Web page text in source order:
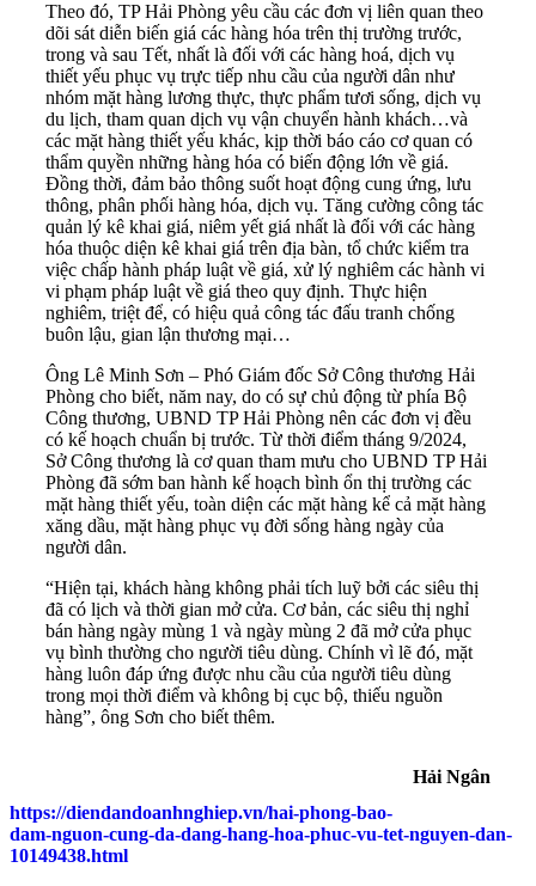
Theo đó, TP Hải Phòng yêu cầu các đơn vị liên quan theo
dõi sát diễn biến giá các hàng hóa trên thị trường trước,
trong và sau Tết, nhất là đối với các hàng hoá, dịch vụ
thiết yếu phục vụ trực tiếp nhu cầu của người dân như
nhóm mặt hàng lương thực, thực phẩm tươi sống, dịch vụ
du lịch, tham quan dịch vụ vận chuyển hành khách…và
các mặt hàng thiết yếu khác, kịp thời báo cáo cơ quan có
thẩm quyền những hàng hóa có biến động lớn về giá.
Đồng thời, đảm bảo thông suốt hoạt động cung ứng, lưu
thông, phân phối hàng hóa, dịch vụ. Tăng cường công tác
quản lý kê khai giá, niêm yết giá nhất là đối với các hàng
hóa thuộc diện kê khai giá trên địa bàn, tổ chức kiểm tra
việc chấp hành pháp luật về giá, xử lý nghiêm các hành vi
vi phạm pháp luật về giá theo quy định. Thực hiện
nghiêm, triệt để, có hiệu quả công tác đấu tranh chống
buôn lậu, gian lận thương mại…
Ông Lê Minh Sơn – Phó Giám đốc Sở Công thương Hải
Phòng cho biết, năm nay, do có sự chủ động từ phía Bộ
Công thương, UBND TP Hải Phòng nên các đơn vị đều
có kế hoạch chuẩn bị trước. Từ thời điểm tháng 9/2024,
Sở Công thương là cơ quan tham mưu cho UBND TP Hải
Phòng đã sớm ban hành kế hoạch bình ổn thị trường các
mặt hàng thiết yếu, toàn diện các mặt hàng kể cả mặt hàng
xăng dầu, mặt hàng phục vụ đời sống hàng ngày của
người dân.
“Hiện tại, khách hàng không phải tích luỹ bởi các siêu thị
đã có lịch và thời gian mở cửa. Cơ bản, các siêu thị nghỉ
bán hàng ngày mùng 1 và ngày mùng 2 đã mở cửa phục
vụ bình thường cho người tiêu dùng. Chính vì lẽ đó, mặt
hàng luôn đáp ứng được nhu cầu của người tiêu dùng
trong mọi thời điểm và không bị cục bộ, thiếu nguồn
hàng”, ông Sơn cho biết thêm.
Hải Ngân
https://diendandoanhnghiep.vn/hai-phong-bao-
dam-nguon-cung-da-dang-hang-hoa-phuc-vu-tet-nguyen-dan-
10149438.html